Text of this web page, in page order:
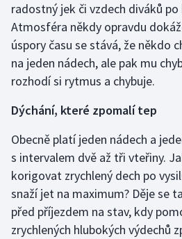
Volejbal
Ostatní
radostný jek či vzdech diváků
Atmosféra někdy opravdu
úspory času se stává, že někdo
na jeden nádech, ale pak mu
rozhodí si rytmus a chybuje.
Dýchání, které zpomalí tep
Obecně platí jeden nádech a
s intervalem dvě až tři vteřiny.
korigovat zrychlený dech po
snaží jet na maximum? Děje se
před příjezdem na stav, kdy
zrychlených hlubokých výdechů